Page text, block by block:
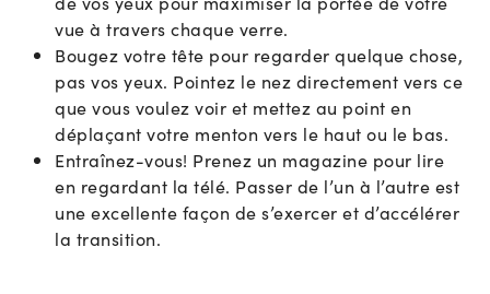
vue à travers chaque verre.
Bougez votre tête pour regarder quelque chose,
pas vos yeux. Pointez le nez directement vers ce
que vous voulez voir et mettez au point en
déplaçant votre menton vers le haut ou le bas.
Entraînez-vous! Prenez un magazine pour lire
en regardant la télé. Passer de l’un à l’autre est
une excellente façon de s’exercer et d’accélérer
la transition.